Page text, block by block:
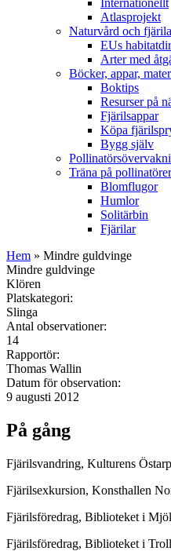
Atlasprojekt
Naturvård och
EUs
Arter med
Böcker, appar,
Boktips
Resurser på
Fjärilsappar
Köpa
Bygg själv
Träna på pollinatörer
Blomflugor
Humlor
Solitärbin
Fjärilar
Hem » Mindre guldvinge
Mindre guldvinge
Klören
Platskategori:
Slinga
Antal observationer:
14
Rapportör:
Thomas Wallin
Datum för observation:
9 augusti 2012
På gång
Fjärilsvandring, Kulturens
Fjärilsexkursion, Konsthallen
Fjärilsföredrag, Biblioteket i
Fjärilsföredrag, Biblioteket i